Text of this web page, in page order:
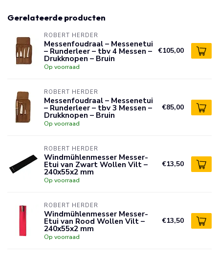
Gerelateerde producten
ROBERT HERDER
Messenfoudraal – Messenetui
– Runderleer – tbv 4 Messen –
Drukknopen – Bruin
Op voorraad
€105,00
ROBERT HERDER
Messenfoudraal – Messenetui
– Runderleer – tbv 3 Messen –
Drukknopen – Bruin
Op voorraad
€85,00
ROBERT HERDER
Windmühlenmesser Messer-
Etui van Zwart Wollen Vilt –
240x55x2 mm
Op voorraad
€13,50
ROBERT HERDER
Windmühlenmesser Messer-
Etui van Rood Wollen Vilt –
240x55x2 mm
Op voorraad
€13,50